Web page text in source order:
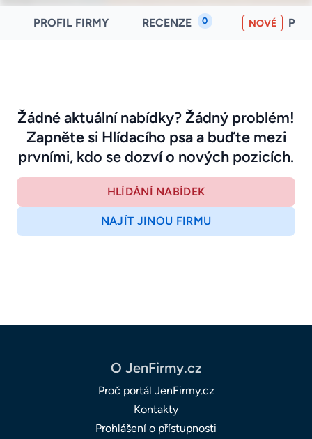
PROFIL FIRMY RECENZE 0 NOVÉ
Žádné aktuální nabídky? Žádný problém!
Zapněte si Hlídacího psa a buďte mezi
prvními, kdo se dozví o nových pozicích.
HLÍDÁNÍ NABÍDEK
NAJÍT JINOU FIRMU
O JenFirmy.cz
Proč portál JenFirmy.cz
Kontakty
Prohlášení o přístupnosti